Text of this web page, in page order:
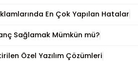
En Çok Yapılan Hatalar
Sağlamak Mümkün mü?
Özel Yazılım Çözümleri